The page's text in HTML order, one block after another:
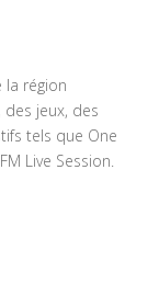
la région
jeux, des
tels que One
Live Session.